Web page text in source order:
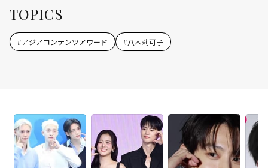
TOPICS
#アジアコンテンツアワード #八木莉可子